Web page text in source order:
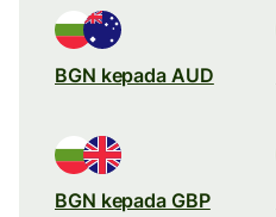
BGN kepada AUD
BGN kepada GBP